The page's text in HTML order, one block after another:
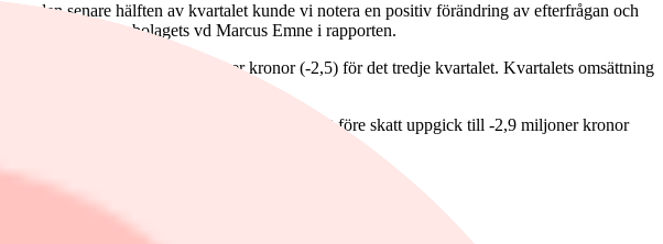
den senare hälften av kvartalet kunde vi notera en positiv förändring av efterfrågan och
skriver bolagets vd Marcus Emne i rapporten.
ett nettoresultat på 2,1 miljoner kronor (-2,5) för det tredje kvartalet. Kvartalets omsättning
i fjol, framgår av delårsrapporten. Resultatet före skatt uppgick till -2,9 miljoner kronor
kronor vid kvartalets slut.
säger vd Mohan Frick i rapporten.